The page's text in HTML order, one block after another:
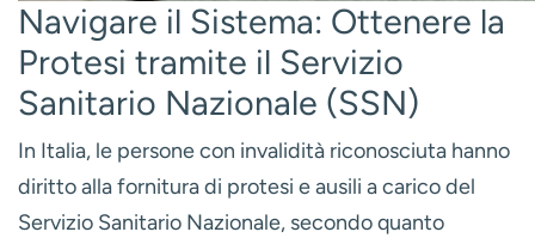
Navigare il Sistema: Ottenere la
Protesi tramite il Servizio
Sanitario Nazionale (SSN)
In Italia, le persone con invalidità riconosciuta hanno
diritto alla fornitura di protesi e ausili a carico del
Servizio Sanitario Nazionale, secondo quanto